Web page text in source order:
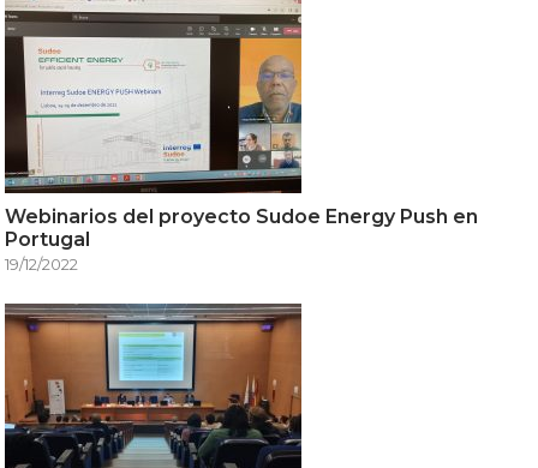
Webinarios del proyecto Sudoe Energy Push en
Portugal
19/12/2022